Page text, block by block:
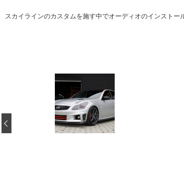
カーメーカー「旧車」
スカイラインのカスタムを施す中でオーディオのインストー